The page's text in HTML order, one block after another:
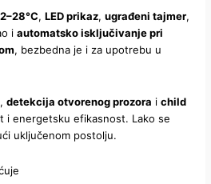
,LED prikaz,ugrađeni tajmer,
iautomatsko isključivanje pri
, bezbedna je i za upotrebu u
detekcija otvorenog prozora ichild
i energetsku efikasnost. Lako se
uključenom postolju.